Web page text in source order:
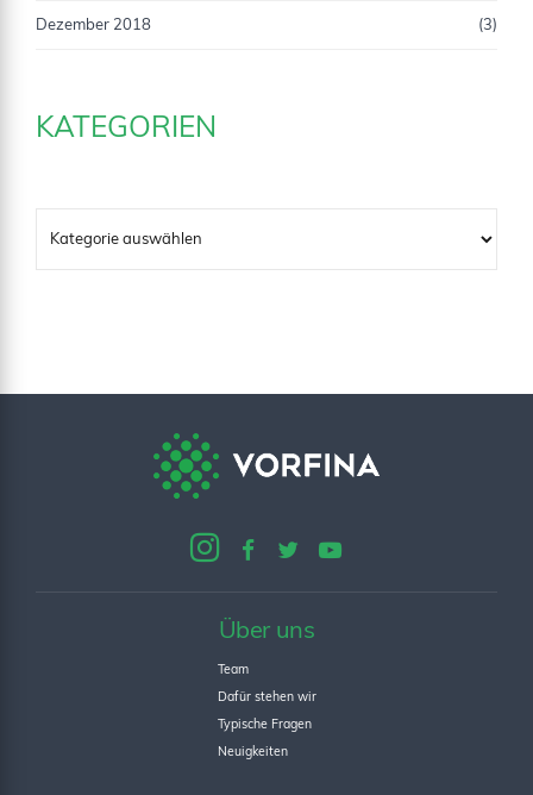
Dezember 2018 (3)
KATEGORIEN
Über uns
Team
Dafür stehen wir
Typische Fragen
Neuigkeiten